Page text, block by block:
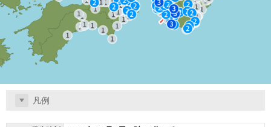
凡例